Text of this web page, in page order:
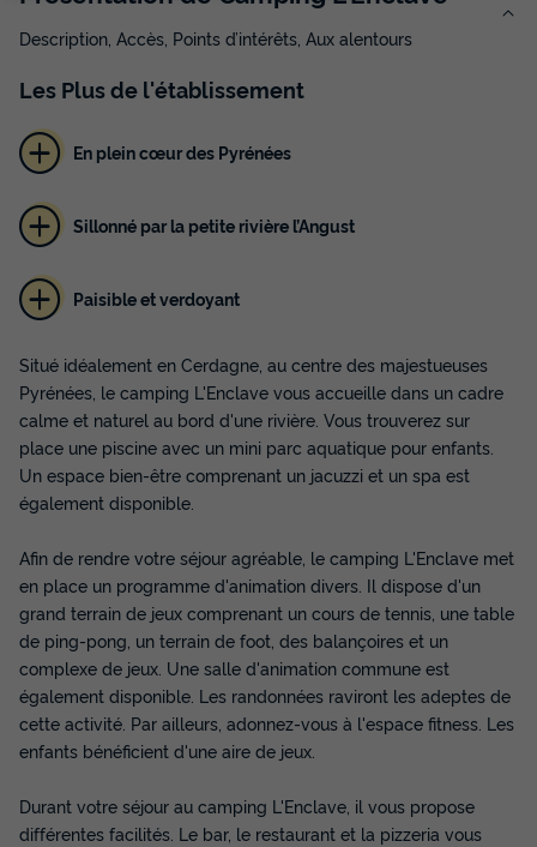
Voir les disponibilités
MOBILHOME 5 personnes - GENTIANE
Annulation gratuite
Surface
28m²
Adultes
4
Enfants
1
Chambres
2
Salle de bain
1
Animaux autorisés * Cafetière
Réfrigérateur
Salon de jardin
Chauffage
MOBILHOME 5 personnes - GENTIANE
du15/09/2026au22/09/2026
Meilleur prix pour 7 nuits
Modifier les dates
468 €
Voir les disponibilités
Description, Accès, Points d’intérêts, Aux alentours
Les Plusde l'établissement
En plein cœur des Pyrénées
Sillonné par la petite rivière l’Angust
Paisible et verdoyant
Situé idéalement en Cerdagne, au centre des majestueuses
Pyrénées, le camping L'Enclave vous accueille dans un cadre
calme et naturel au bord d'une rivière. Vous trouverez sur
place une piscine avec un mini parc aquatique pour enfants.
Un espace bien-être comprenant un jacuzzi et un spa est
également disponible.
Afin de rendre votre séjour agréable, le camping L'Enclave met
en place un programme d'animation divers. Il dispose d'un
grand terrain de jeux comprenant un cours de tennis, une table
de ping-pong, un terrain de foot, des balançoires et un
complexe de jeux. Une salle d'animation commune est
également disponible. Les randonnées raviront les adeptes de
cette activité. Par ailleurs, adonnez-vous à l'espace fitness. Les
enfants bénéficient d'une aire de jeux.
Durant votre séjour au camping L'Enclave, il vous propose
différentes facilités. Le bar, le restaurant et la pizzeria vous